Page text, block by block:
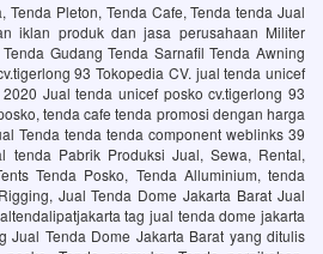
Tenda Pleton, Tenda Cafe, Tenda tenda Jual
iklan produk dan jasa perusahaan Militer
Gudang Tenda Sarnafil Tenda Awning
93 Tokopedia CV. jual tenda unicef
Jual tenda unicef posko cv.tigerlong 93
tenda cafe tenda promosi dengan harga
Tenda tenda tenda component weblinks 39
tenda Pabrik Produksi Jual, Sewa, Rental,
Tenda Posko, Tenda Alluminium, tenda
Jual Tenda Dome Jakarta Barat Jual
tag jual tenda dome jakarta
Jual Tenda Dome Jakarta Barat yang ditulis